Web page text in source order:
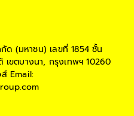
ด (มหาชน) เลขที่ 1854 ชั้น
เขตบางนา, กรุงเทพฯ 10260
Email: